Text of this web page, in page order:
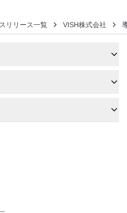
リリース一覧 VISH株式会社